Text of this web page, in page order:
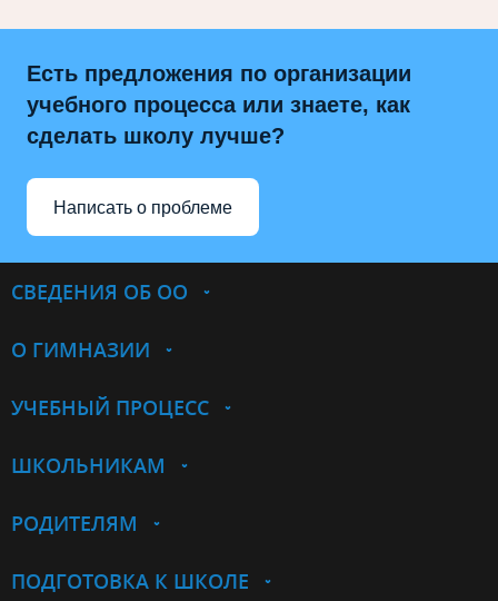
Есть предложения по организации
учебного процесса или знаете, как
сделать школу лучше?
Написать о проблеме
СВЕДЕНИЯ ОБ ОО
О ГИМНАЗИИ
УЧЕБНЫЙ ПРОЦЕСС
ШКОЛЬНИКАМ
РОДИТЕЛЯМ
ПОДГОТОВКА К ШКОЛЕ